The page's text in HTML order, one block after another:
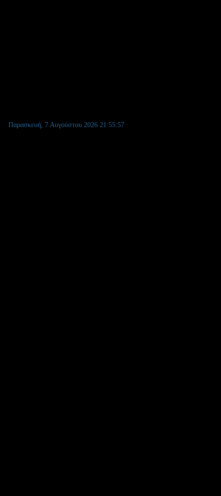
Παρασκευή, 7 Αυγούστου 2026 21:55:58